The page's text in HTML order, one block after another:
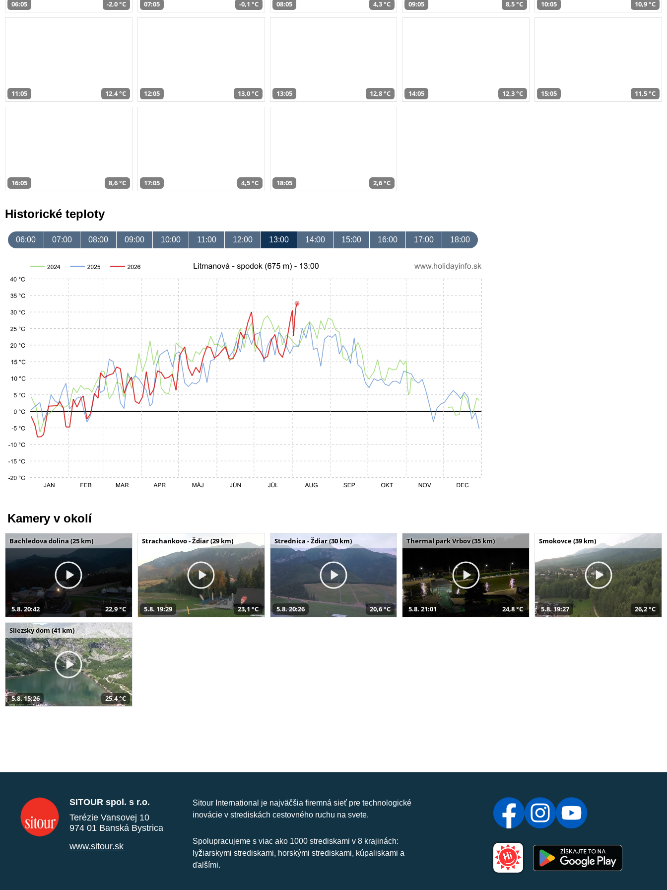
06:05 -2,0 °C 07:05 -0,1 °C 08:05 4,3 °C 09:05 8,5 °C 10:05 10,9 °C
11:05 12,4 °C 12:05 13,0 °C 13:05 12,8 °C 14:05 12,3 °C 15:05 11,5 °C
16:05 8,6 °C 17:05 4,5 °C 18:05 2,6 °C
Historické teploty
06:00 07:00 08:00 09:00 10:00 11:00 12:00 13:00 14:00 15:00 16:00 17:00 18:00
Kamery v okolí
Bachledova dolina (25 km)
5.8. 20:42 22,9 °C
Strachankovo - Ždiar (29 km)
5.8. 19:29 23,1 °C
Strednica - Ždiar (30 km)
5.8. 20:26 20,6 °C
Thermal park Vrbov (35 km)
5.8. 21:01 24,8 °C
Smokovce (39 km)
5.8. 19:27 26,2 °C
Sliezsky dom (41 km)
5.8. 15:26 25,4 °C
SITOUR spol. s r.o.
Terézie Vansovej 10
974 01 Banská Bystrica
www.sitour.sk
Sitour International je najväčšia firemná sieť pre technologické
inovácie v strediskách cestovného ruchu na svete.
Spolupracujeme s viac ako 1000 strediskami v 8 krajinách:
lyžiarskymi strediskami, horskými strediskami, kúpaliskami a
ďalšími.